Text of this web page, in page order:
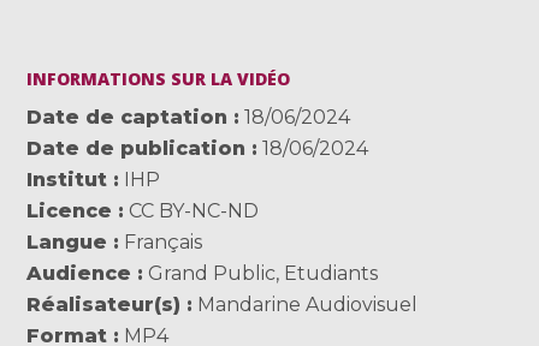
INFORMATIONS SUR LA VIDÉO
Date de captation
18/06/2024
Date de publication
18/06/2024
Institut
IHP
Licence
CC BY-NC-ND
Langue
Français
Audience
Grand Public, Etudiants
Réalisateur(s)
Mandarine Audiovisuel
Format
MP4